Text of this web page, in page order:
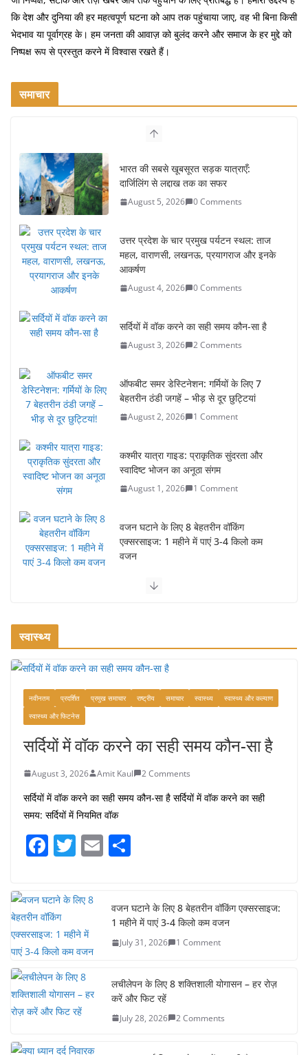
कि देश और दुनिया की हर महत्वपूर्ण घटना को आप तक पहुंचाया जाए, वह भी बिना किसी
भेदभाव या पूर्वाग्रह के। हम जनता की आवाज़ को बुलंद करने और समाज के हर मुद्दे को
निष्पक्ष रूप से प्रस्तुत करने में विश्वास रखते हैं।
समाचार
भारत की सबसे खूबसूरत सड़क यात्राएँ:
August 5, 2026 0 Comments
उत्तर प्रदेश के चार प्रमुख पर्यटन स्थल: ताज
August 4, 2026 0 Comments
सर्दियों में वॉक करने का सही समय कौन-सा है
ऑफबीट समर डेस्टिनेशन: गर्मियों के लिए 7
August 2, 2026 1 Comment
कश्मीर यात्रा गाइड: प्राकृतिक सुंदरता और
August 1, 2026 1 Comment
वजन घटाने के लिए 8 बेहतरीन वॉकिंग
July 31, 2026 1 Comment
स्वादिष्ट व्यंजन
August 6, 2026
स्वास्थ्य
नवीनतम प्रदर्शित प्रमुख समाचार राष्ट्रीय समाचार स्वास्थ्य
स्वास्थ्य और कल्याण
स्वास्थ्य और फिटनेस
सर्दियों में वॉक करने का सही समय कौन-सा है
August 3, 2026 Amit Kaul 2 Comments
सर्दियों में वॉक करने का सही समय कौन-सा है सर्दियों में वॉक करने का सही
समय: सर्दियों में नियमित वॉक
F
c
e
b
o
o
k
T
itt
er
E
e
वजन घटाने के लिए 8 बेहतरीन वॉकिंग एक्सरसाइज:
1 महीने में पाएं 3-4 किलो कम वजन
July 31, 2026 1 Comment
लचीलेपन के लिए 8 शक्तिशाली योगासन – हर रोज़
करें और फिट रहें
July 28, 2026 2 Comments